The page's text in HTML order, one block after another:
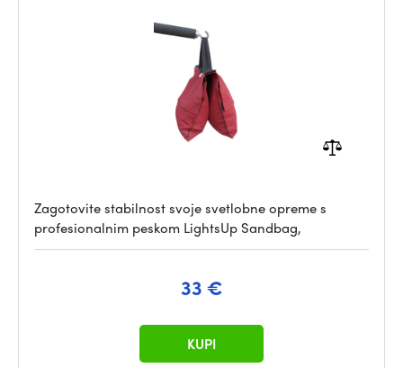
Zagotovite stabilnost svoje svetlobne opreme s
profesionalnim peskom LightsUp Sandbag,
33 €
KUPI